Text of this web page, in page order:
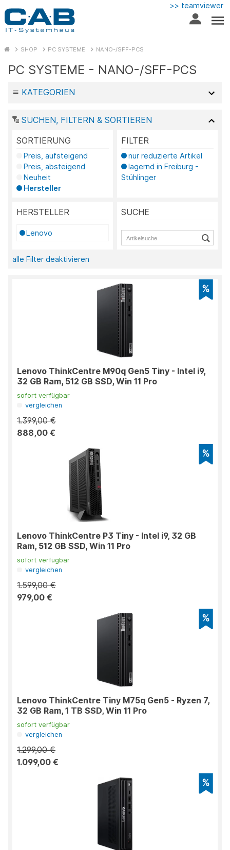
>> teamviewer
SHOP PC SYSTEME NANO-/SFF-PCS
PC SYSTEME - NANO-/SFF-PCS
KATEGORIEN
SUCHEN, FILTERN & SORTIEREN
SORTIERUNG
Preis, aufsteigend
Preis, absteigend
Neuheit
Hersteller
FILTER
nur reduzierte Artikel
lagernd in Freiburg -
Stühlinger
HERSTELLER
Lenovo
SUCHE
alle Filter deaktivieren
Lenovo ThinkCentre M90q Gen5 Tiny - Intel i9,
32 GB Ram, 512 GB SSD, Win 11 Pro
sofort verfügbar
vergleichen
1.399,00 €
888,00 €
Lenovo ThinkCentre P3 Tiny - Intel i9, 32 GB
Ram, 512 GB SSD, Win 11 Pro
sofort verfügbar
vergleichen
1.599,00 €
979,00 €
Lenovo ThinkCentre Tiny M75q Gen5 - Ryzen 7,
32 GB Ram, 1 TB SSD, Win 11 Pro
sofort verfügbar
vergleichen
1.299,00 €
1.099,00 €